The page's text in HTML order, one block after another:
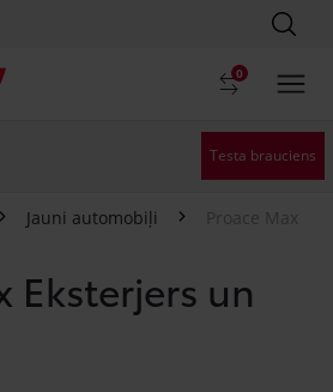
0
Testa brauciens
Jauni automobiļi Proace Max
Eksterjers un